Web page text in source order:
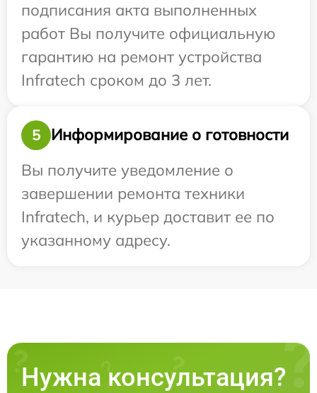
подписания акта выполненных
работ Вы получите официальную
гарантию на ремонт устройства
Infratech сроком до 3 лет.
5
Информирование о готовности
Вы получите уведомление о
завершении ремонта техники
Infratech, и курьер доставит ее по
указанному адресу.
Нужна консультация?